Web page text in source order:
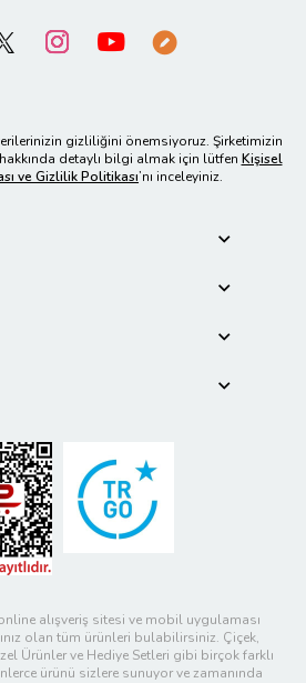
gizliliğini önemsiyoruz. Şirketimizin
detaylı bilgi almak için lütfen Kişisel
ve Gizlilik Politikası’nı inceleyiniz.
alışveriş sitesi ve mobil uygulaması
olan tüm ürünleri bulabilirsiniz. Çiçek,
Ürünler ve Hediye Setleri gibi birçok farklı
ürünü sizlere sunuyor ve zamanında